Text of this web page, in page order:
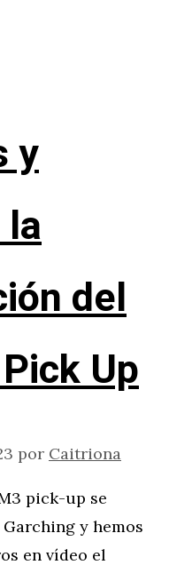
y
del
Up
por Caitriona
pick-up se
y hemos
en vídeo el